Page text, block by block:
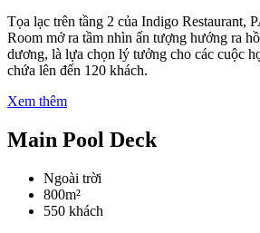
Tọa lạc trên tầng 2 của Indigo Restaurant,
Room mở ra tầm nhìn ấn tượng hướng ra
dương, là lựa chọn lý tưởng cho các cuộc
chứa lên đến 120 khách.
Xem thêm
Main Pool Deck
Ngoài trời
800m²
550 khách